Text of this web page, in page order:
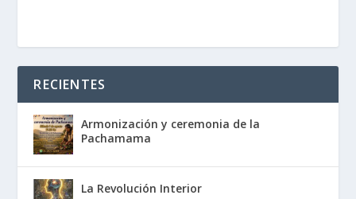
RECIENTES
Armonización y ceremonia de la
Pachamama
La Revolución Interior